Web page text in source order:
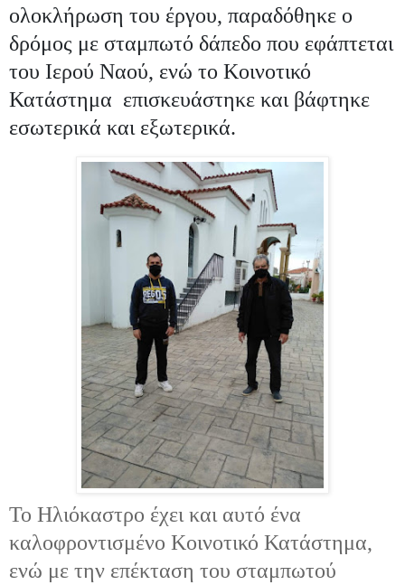
ολοκλήρωση του έργου, παραδόθηκε ο
δρόμος με σταμπωτό δάπεδο που εφάπτεται
του Ιερού Ναού, ενώ το Κοινοτικό
Κατάστημα επισκευάστηκε και βάφτηκε
εσωτερικά και εξωτερικά.
Το Ηλιόκαστρο έχει και αυτό ένα
καλοφροντισμένο Κοινοτικό Κατάστημα,
ενώ με την επέκταση του σταμπωτού